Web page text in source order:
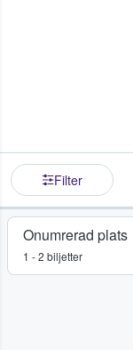
Filter
Onumrerad plats
1 - 2 biljetter